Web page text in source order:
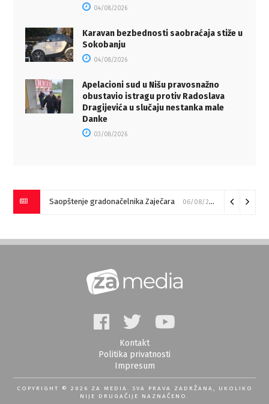
04/08/2026
Karavan bezbednosti saobraćaja stiže u
Sokobanju
04/08/2026
Apelacioni sud u Nišu pravosnažno
obustavio istragu protiv Radoslava
Dragijevića u slučaju nestanka male
Danke
03/08/2026
Saopštenje gradonačelnika Zaječara 06/08/2026
Kontakt
Politika privatnosti
Impresum
COPYRIGHT © 2026 ZA MEDIA. SVA PRAVA ZADRŽANA, UKOLIKO
NIJE DRUGAČIJE NAZNAČENO.